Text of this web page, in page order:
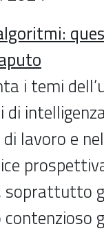
i temi
lavoro e
soprattutto